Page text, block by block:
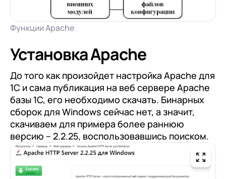
Функции Apache
Установка Apache
До того как произойдет настройка Apache для
1С и сама публикация на веб сервере Apache
базы 1С, его необходимо скачать. Бинарных
сборок для Windows сейчас нет, а значит,
скачиваем для примера более раннюю
версию – 2.2.25, воспользовавшись поиском.